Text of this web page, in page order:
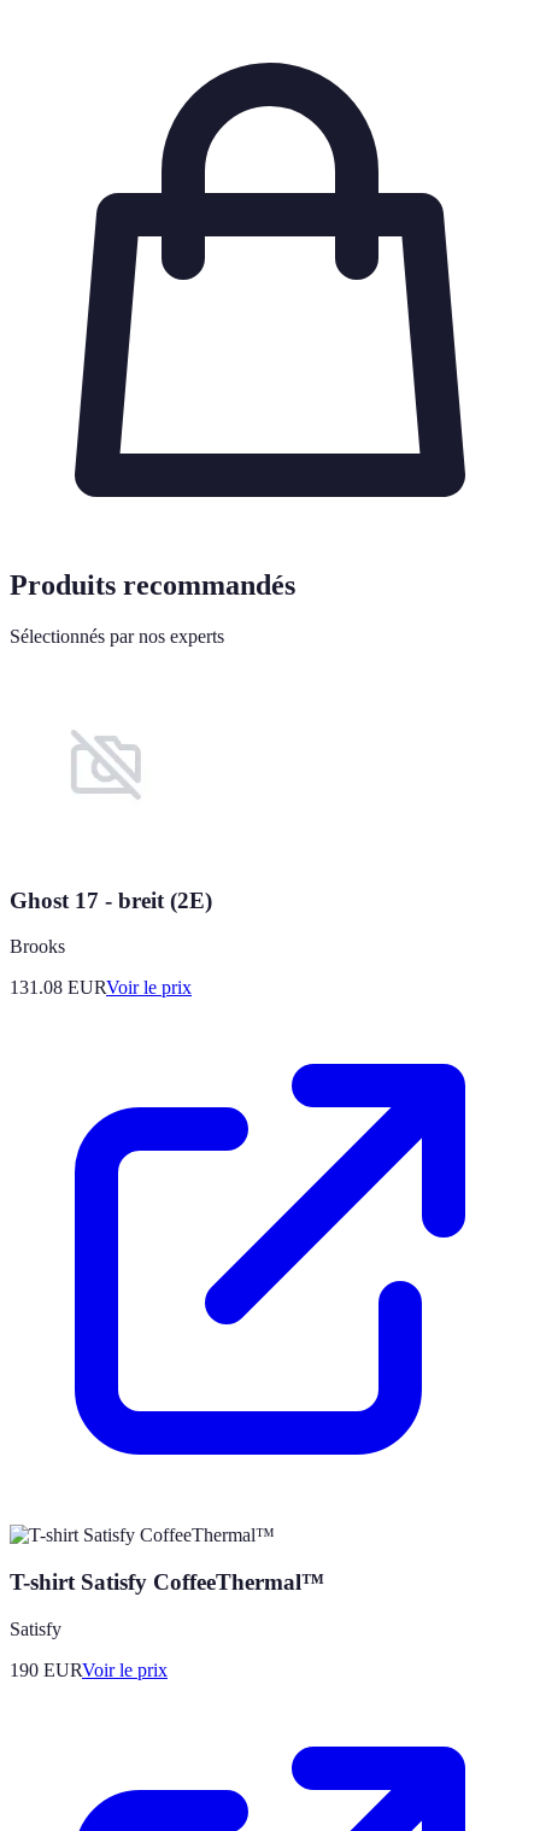
Produits recommandés
Sélectionnés par nos experts
Ghost 17 - breit (2E)
Brooks
131.08 EURVoir le prix
T-shirt Satisfy CoffeeThermal™
Satisfy
190 EURVoir le prix